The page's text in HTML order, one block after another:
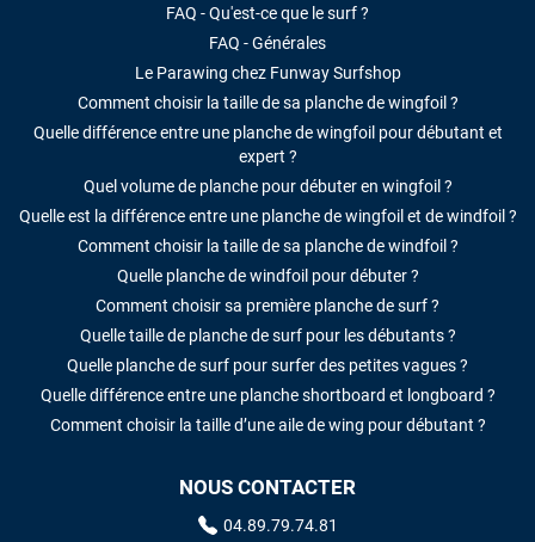
FAQ - Qu'est-ce que le surf ?
FAQ - Générales
Le Parawing chez Funway Surfshop
Comment choisir la taille de sa planche de wingfoil ?
Quelle différence entre une planche de wingfoil pour débutant et
expert ?
Quel volume de planche pour débuter en wingfoil ?
Quelle est la différence entre une planche de wingfoil et de windfoil ?
Comment choisir la taille de sa planche de windfoil ?
Quelle planche de windfoil pour débuter ?
Comment choisir sa première planche de surf ?
Quelle taille de planche de surf pour les débutants ?
Quelle planche de surf pour surfer des petites vagues ?
Quelle différence entre une planche shortboard et longboard ?
Comment choisir la taille d’une aile de wing pour débutant ?
NOUS CONTACTER
04.89.79.74.81